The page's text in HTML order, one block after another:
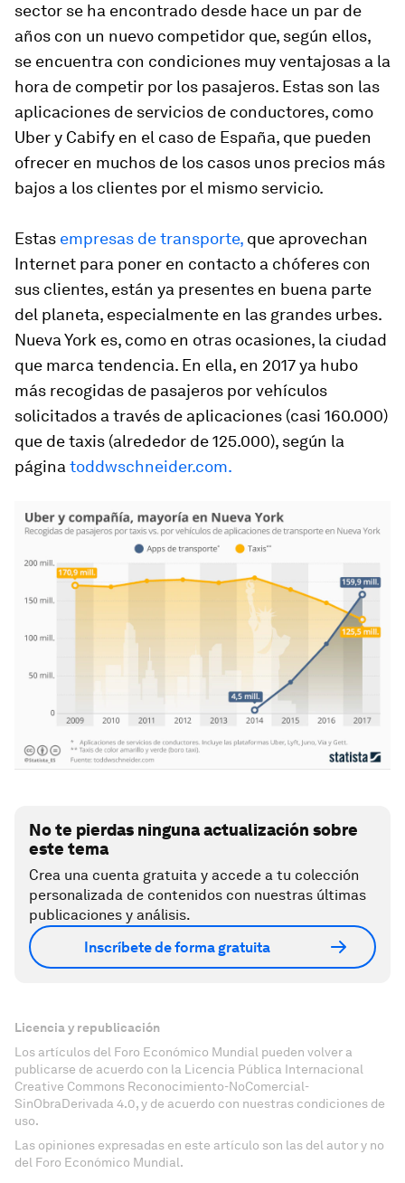
sector se ha encontrado desde hace un par de
años con un nuevo competidor que, según ellos,
se encuentra con condiciones muy ventajosas a la
hora de competir por los pasajeros. Estas son las
aplicaciones de servicios de conductores, como
Uber y Cabify en el caso de España, que pueden
ofrecer en muchos de los casos unos precios más
bajos a los clientes por el mismo servicio.
Estas empresas de transporte, que aprovechan
Internet para poner en contacto a chóferes con
sus clientes, están ya presentes en buena parte
del planeta, especialmente en las grandes urbes.
Nueva York es, como en otras ocasiones, la ciudad
que marca tendencia. En ella, en 2017 ya hubo
más recogidas de pasajeros por vehículos
solicitados a través de aplicaciones (casi 160.000)
que de taxis (alrededor de 125.000), según la
página toddwschneider.com.
No te pierdas ninguna actualización sobre
este tema
Crea una cuenta gratuita y accede a tu colección
personalizada de contenidos con nuestras últimas
publicaciones y análisis.
Inscríbete de forma gratuita
Licencia y republicación
Los artículos del Foro Económico Mundial pueden volver a
publicarse de acuerdo con la Licencia Pública Internacional
Creative Commons Reconocimiento-NoComercial-
SinObraDerivada 4.0, y de acuerdo con nuestras condiciones de
uso.
Las opiniones expresadas en este artículo son las del autor y no
del Foro Económico Mundial.